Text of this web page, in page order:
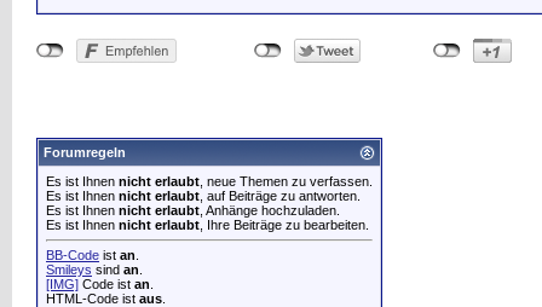
Forumregeln
Es ist Ihnen nicht erlaubt , neue Themen zu verfassen.
Es ist Ihnen nicht erlaubt , auf Beiträge zu antworten.
Es ist Ihnen nicht erlaubt , Anhänge hochzuladen.
Es ist Ihnen nicht erlaubt , Ihre Beiträge zu bearbeiten.
BB-Code ist an
Smileys sind an
[IMG] Code ist an
HTML-Code ist aus